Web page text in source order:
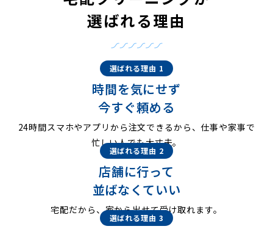
選ばれる理由
選ばれる理由 1
時間を気にせず
今すぐ頼める
24時間スマホやアプリから注文できるから、仕事や家事で
忙しい人でも大丈夫。
選ばれる理由 2
店舗に行って
並ばなくていい
宅配だから、家から出せて受け取れます。
選ばれる理由 3